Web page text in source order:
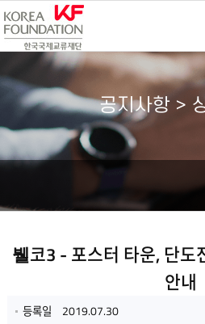
공지사항 >
뷀코3 - 포스터 타운, 단도
안내
등록일 2019.07.30